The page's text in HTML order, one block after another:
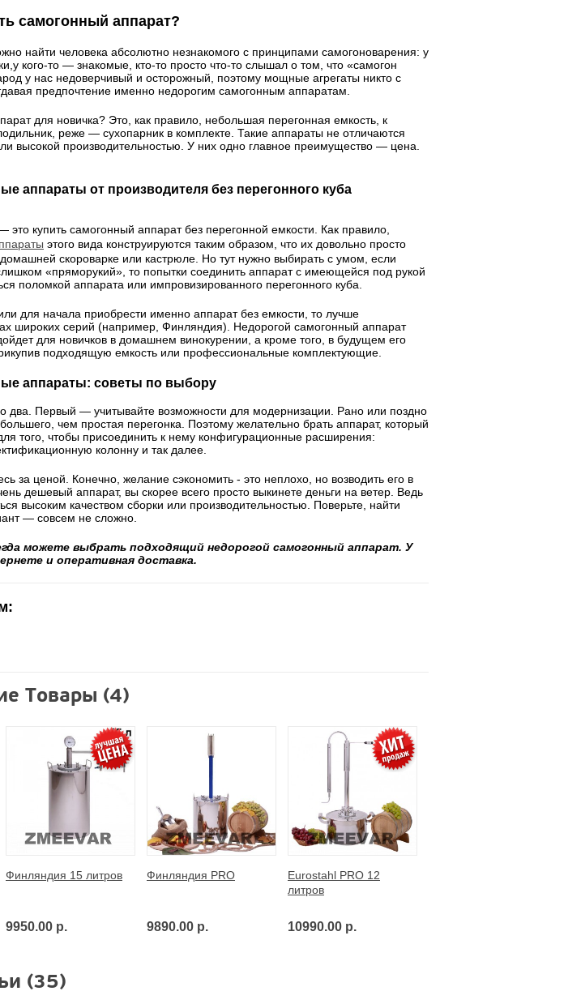
самогонный аппарат?
найти человека абсолютно незнакомого с принципами самогоноварения: у
кого-то — знакомые, кто-то просто что-то слышал о том, что «самогон
у нас недоверчивый и осторожный, поэтому мощные агрегаты никто с
предпочтение именно недорогим самогонным аппаратам.
для новичка? Это, как правило, небольшая перегонная емкость, к
реже — сухопарник в комплекте. Такие аппараты не отличаются
высокой производительностью. У них одно главное преимущество — цена.
аппараты от производителя без перегонного куба
купить самогонный аппарат без перегонной емкости. Как правило,
этого вида конструируются таким образом, что их довольно просто
скороварке или кастрюле. Но тут нужно выбирать с умом, если
«пряморукий», то попытки соединить аппарат с имеющейся под рукой
поломкой аппарата или импровизированного перегонного куба.
для начала приобрести именно аппарат без емкости, то лучше
широких серий (например, Финляндия). Недорогой самогонный аппарат
для новичков в домашнем винокурении, а кроме того, в будущем его
подходящую емкость или профессиональные комплектующие.
аппараты: советы по выбору
два. Первый — учитывайте возможности для модернизации. Рано или поздно
чем простая перегонка. Поэтому желательно брать аппарат, который
того, чтобы присоединить к нему конфигурационные расширения:
колонну и так далее.
за ценой. Конечно, желание сэкономить - это неплохо, но возводить его в
дешевый аппарат, вы скорее всего просто выкинете деньги на ветер. Ведь
высоким качеством сборки или производительностью. Поверьте, найти
— совсем не сложно.
можете выбрать подходящий недорогой самогонный аппарат. У
и оперативная доставка.
Товары (4)
Финляндия 15 литров
9950.00 р.
Финляндия PRO
9890.00 р.
Eurostahl PRO 12
литров
10990.00 р.
(35)